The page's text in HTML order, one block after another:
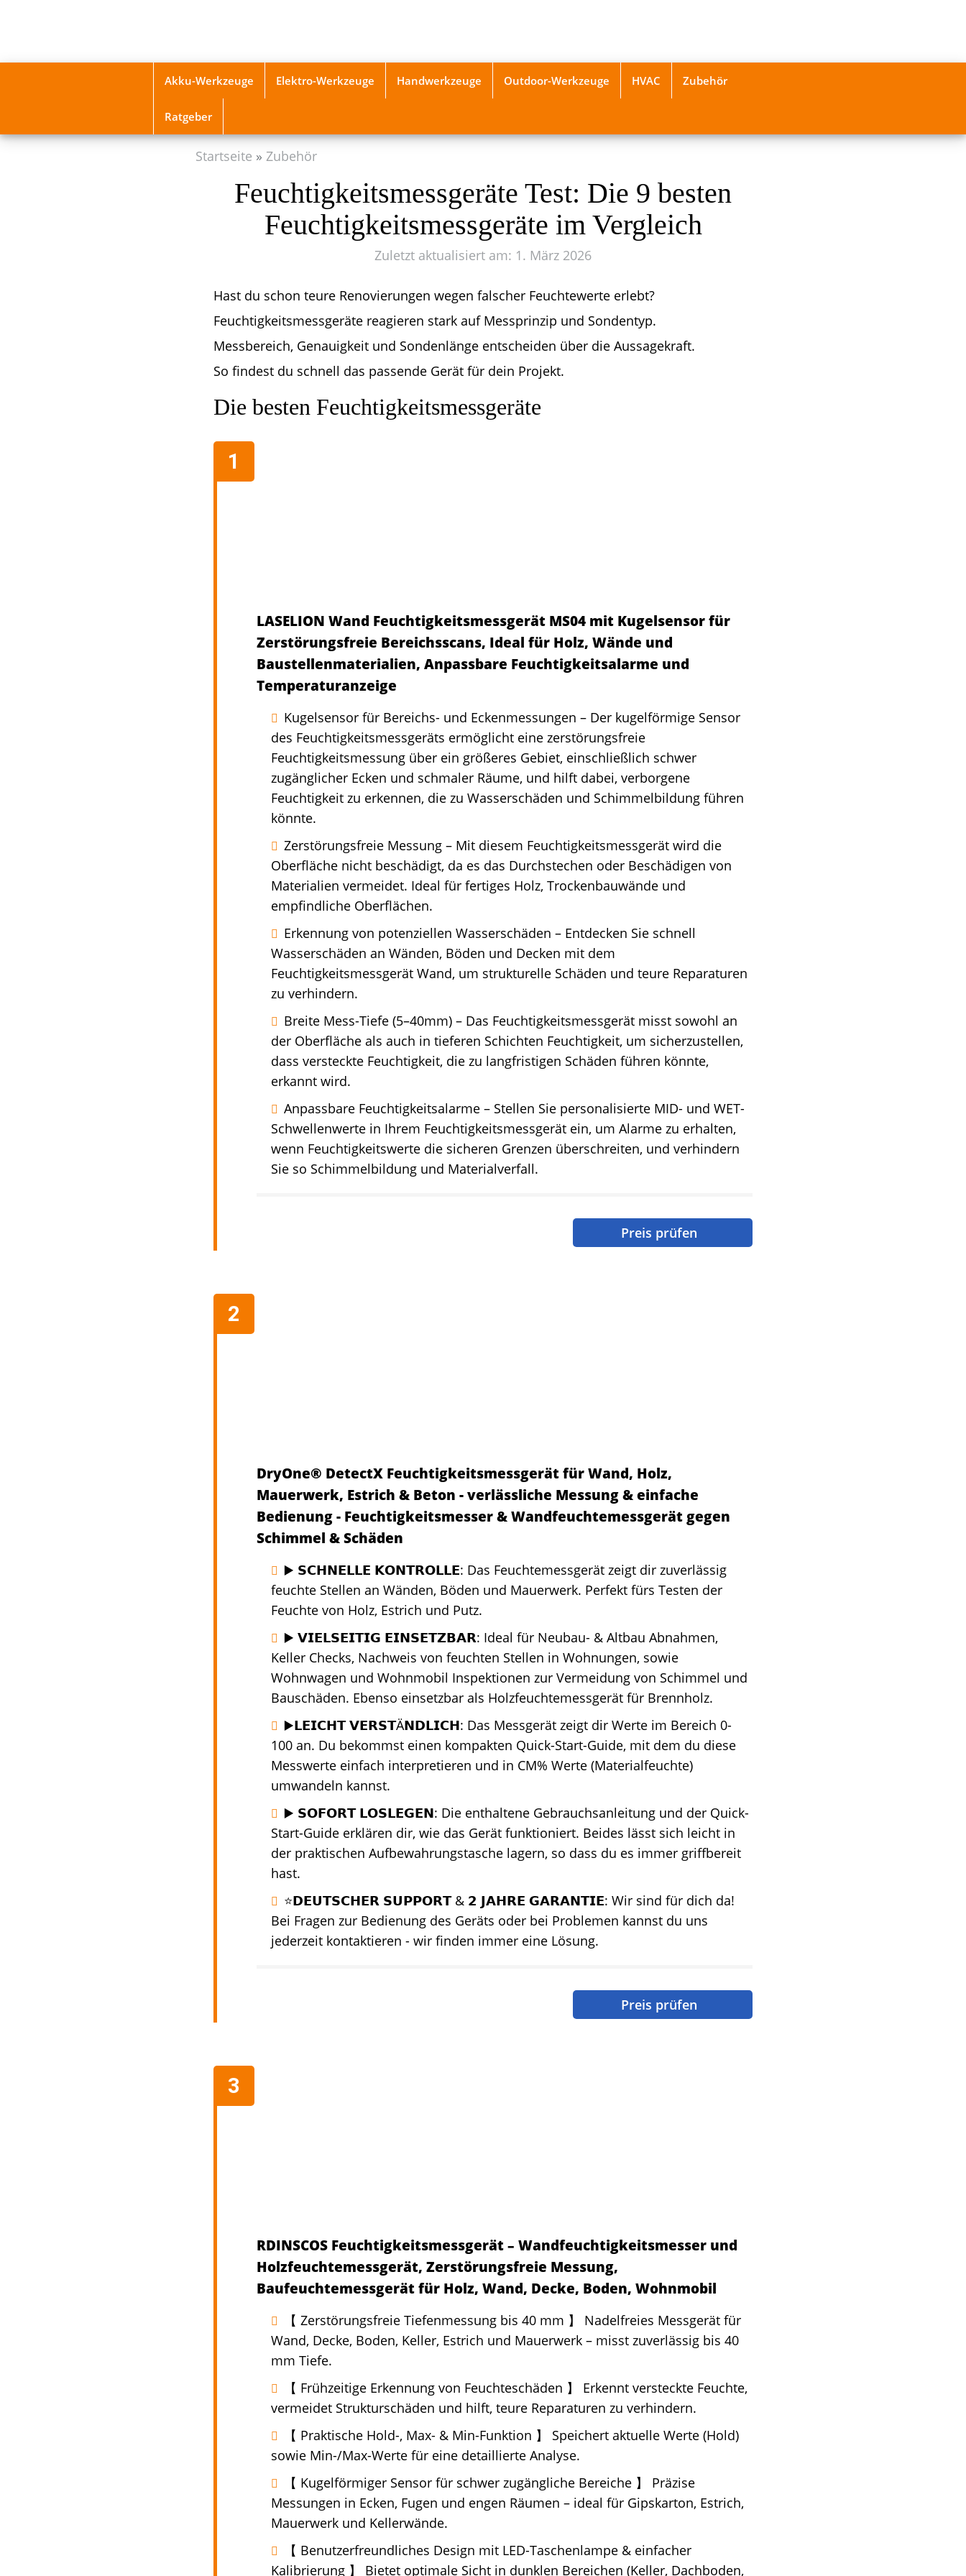
content
Akku-Werkzeuge Elektro-Werkzeuge Handwerkzeuge Outdoor-Werkzeuge HVAC Zubehör
Ratgeber
Startseite Zubehör
Feuchtigkeitsmessgeräte Test: Die 9 besten
Feuchtigkeitsmessgeräte im Vergleich
Zuletzt aktualisiert am: 1. März 2026
Hast du schon teure Renovierungen wegen falscher Feuchtewerte erlebt?
Feuchtigkeitsmessgeräte reagieren stark auf Messprinzip und Sondentyp.
Messbereich, Genauigkeit und Sondenlänge entscheiden über die Aussagekraft.
So findest du schnell das passende Gerät für dein Projekt.
Die besten Feuchtigkeitsmessgeräte
LASELION Wand Feuchtigkeitsmessgerät MS04 mit Kugelsensor für
Zerstörungsfreie Bereichsscans, Ideal für Holz, Wände und
Baustellenmaterialien, Anpassbare Feuchtigkeitsalarme und
Temperaturanzeige
Kugelsensor für Bereichs- und Eckenmessungen – Der kugelförmige Sensor
des Feuchtigkeitsmessgeräts ermöglicht eine zerstörungsfreie
Feuchtigkeitsmessung über ein größeres Gebiet, einschließlich schwer
zugänglicher Ecken und schmaler Räume, und hilft dabei, verborgene
Feuchtigkeit zu erkennen, die zu Wasserschäden und Schimmelbildung führen
könnte.
Zerstörungsfreie Messung – Mit diesem Feuchtigkeitsmessgerät wird die
Oberfläche nicht beschädigt, da es das Durchstechen oder Beschädigen von
Materialien vermeidet. Ideal für fertiges Holz, Trockenbauwände und
empfindliche Oberflächen.
Erkennung von potenziellen Wasserschäden – Entdecken Sie schnell
Wasserschäden an Wänden, Böden und Decken mit dem
Feuchtigkeitsmessgerät Wand, um strukturelle Schäden und teure Reparaturen
zu verhindern.
Breite Mess-Tiefe (5–40mm) – Das Feuchtigkeitsmessgerät misst sowohl an
der Oberfläche als auch in tieferen Schichten Feuchtigkeit, um sicherzustellen,
dass versteckte Feuchtigkeit, die zu langfristigen Schäden führen könnte,
erkannt wird.
Anpassbare Feuchtigkeitsalarme – Stellen Sie personalisierte MID- und WET-
Schwellenwerte in Ihrem Feuchtigkeitsmessgerät ein, um Alarme zu erhalten,
wenn Feuchtigkeitswerte die sicheren Grenzen überschreiten, und verhindern
Sie so Schimmelbildung und Materialverfall.
Preis prüfen
DryOne® DetectX Feuchtigkeitsmessgerät für Wand, Holz,
Mauerwerk, Estrich & Beton - verlässliche Messung & einfache
Bedienung - Feuchtigkeitsmesser & Wandfeuchtemessgerät gegen
Schimmel & Schäden
▶️ 𝗦𝗖𝗛𝗡𝗘𝗟𝗟𝗘 𝗞𝗢𝗡𝗧𝗥𝗢𝗟𝗟𝗘: Das Feuchtemessgerät zeigt dir zuverlässig
feuchte Stellen an Wänden, Böden und Mauerwerk. Perfekt fürs Testen der
Feuchte von Holz, Estrich und Putz.
▶️ 𝗩𝗜𝗘𝗟𝗦𝗘𝗜𝗧𝗜𝗚 𝗘𝗜𝗡𝗦𝗘𝗧𝗭𝗕𝗔𝗥: Ideal für Neubau- & Altbau Abnahmen,
Keller Checks, Nachweis von feuchten Stellen in Wohnungen, sowie
Wohnwagen und Wohnmobil Inspektionen zur Vermeidung von Schimmel und
Bauschäden. Ebenso einsetzbar als Holzfeuchtemessgerät für Brennholz.
▶️𝗟𝗘𝗜𝗖𝗛𝗧 𝗩𝗘𝗥𝗦𝗧Ä𝗡𝗗𝗟𝗜𝗖𝗛: Das Messgerät zeigt dir Werte im Bereich 0-
100 an. Du bekommst einen kompakten Quick-Start-Guide, mit dem du diese
Messwerte einfach interpretieren und in CM% Werte (Materialfeuchte)
umwandeln kannst.
▶️ 𝗦𝗢𝗙𝗢𝗥𝗧 𝗟𝗢𝗦𝗟𝗘𝗚𝗘𝗡: Die enthaltene Gebrauchsanleitung und der Quick-
Start-Guide erklären dir, wie das Gerät funktioniert. Beides lässt sich leicht in
der praktischen Aufbewahrungstasche lagern, so dass du es immer griffbereit
hast.
⭐️𝗗𝗘𝗨𝗧𝗦𝗖𝗛𝗘𝗥 𝗦𝗨𝗣𝗣𝗢𝗥𝗧 & 𝟮 𝗝𝗔𝗛𝗥𝗘 𝗚𝗔𝗥𝗔𝗡𝗧𝗜𝗘: Wir sind für dich da!
Bei Fragen zur Bedienung des Geräts oder bei Problemen kannst du uns
jederzeit kontaktieren - wir finden immer eine Lösung.
Preis prüfen
RDINSCOS Feuchtigkeitsmessgerät – Wandfeuchtigkeitsmesser und
Holzfeuchtemessgerät, Zerstörungsfreie Messung,
Baufeuchtemessgerät für Holz, Wand, Decke, Boden, Wohnmobil
【 Zerstörungsfreie Tiefenmessung bis 40 mm 】 Nadelfreies Messgerät für
Wand, Decke, Boden, Keller, Estrich und Mauerwerk – misst zuverlässig bis 40
mm Tiefe.
【 Frühzeitige Erkennung von Feuchteschäden 】 Erkennt versteckte Feuchte,
vermeidet Strukturschäden und hilft, teure Reparaturen zu verhindern.
【 Praktische Hold-, Max- & Min-Funktion 】 Speichert aktuelle Werte (Hold)
sowie Min-/Max-Werte für eine detaillierte Analyse.
【 Kugelförmiger Sensor für schwer zugängliche Bereiche 】 Präzise
Messungen in Ecken, Fugen und engen Räumen – ideal für Gipskarton, Estrich,
Mauerwerk und Kellerwände.
【 Benutzerfreundliches Design mit LED-Taschenlampe & einfacher
Kalibrierung 】 Bietet optimale Sicht in dunklen Bereichen (Keller, Dachboden,